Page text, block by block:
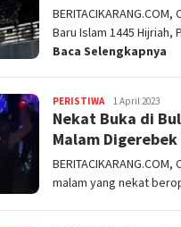
Baru Islam 1445
Baca Selengkapnya
PERISTIWAadmin
1 April 2023
Nekat Buka di
Malam
malam yang nekat